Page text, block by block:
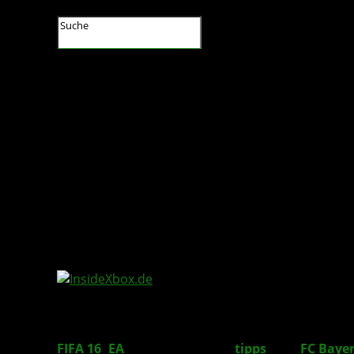
FIFA 16 EA tipps
FC